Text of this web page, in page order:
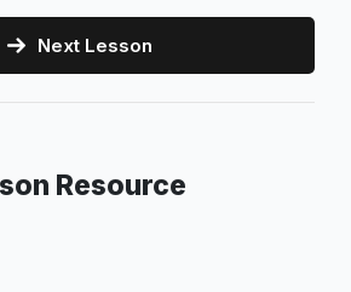
Next Lesson
Resource